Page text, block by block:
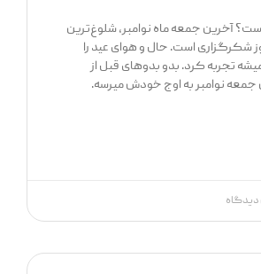
آخرین جمعه ماه نوامبر، شلوغ‌ترین
شکرگزاری است. حال و هوای عید را
تجربه کرد. بدو بدوهای قبل از
نوامبر به اوج خودش میرسه.